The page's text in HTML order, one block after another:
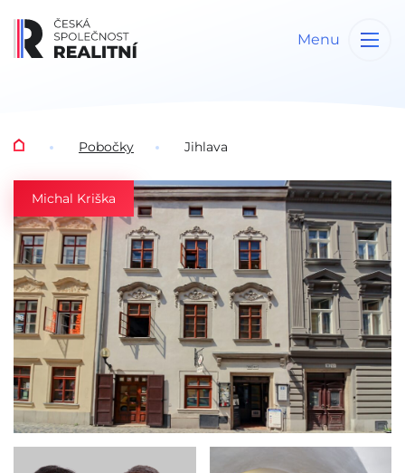
Menu
Pobočky Jihlava
Michal Kriška